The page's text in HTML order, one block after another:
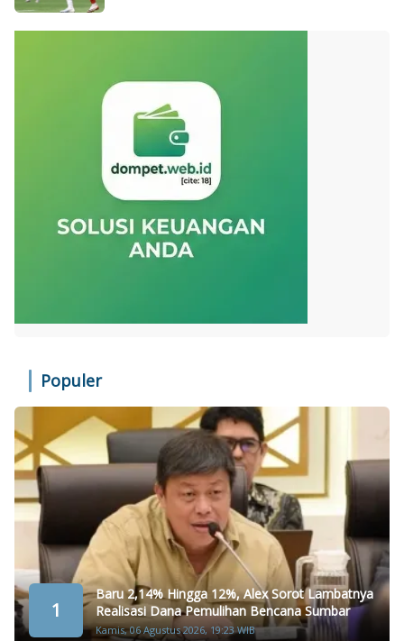
Populer
1
Baru 2,14% Hingga 12%, Alex Sorot Lambatnya
Realisasi Dana Pemulihan Bencana Sumbar
Kamis, 06 Agustus 2026, 19:23 WIB